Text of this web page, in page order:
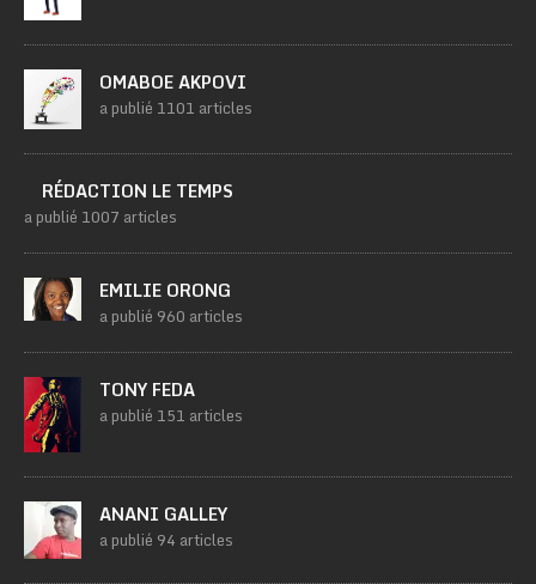
OMABOE AKPOVI
a publié 1101 articles
RÉDACTION LE TEMPS
a publié 1007 articles
EMILIE ORONG
a publié 960 articles
TONY FEDA
a publié 151 articles
ANANI GALLEY
a publié 94 articles